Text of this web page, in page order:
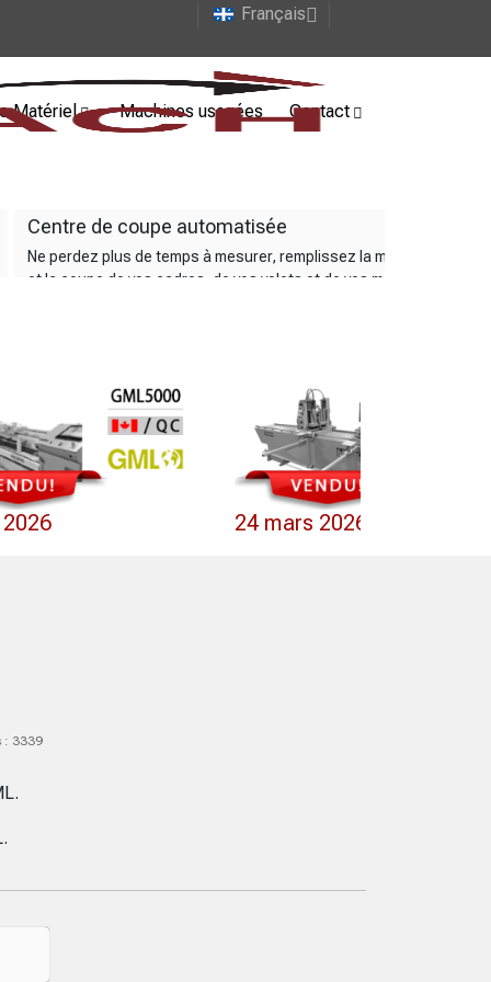
Français
Matériel Machines usagées Contact
Centre de coupe automatisée
Ne perdez plus de temps à mesurer, remplissez la machine
et la coupe de vos cadres, de vos volets et de vos meneaux
24 mars 2026
: 3339